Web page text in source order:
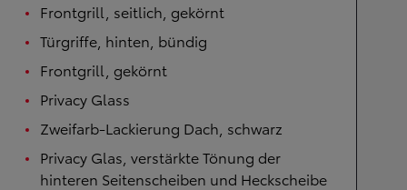
Frontgrill, seitlich, gekörnt
Türgriffe, hinten, bündig
Frontgrill, gekörnt
Privacy Glass
Zweifarb-Lackierung Dach, schwarz
Privacy Glas, verstärkte Tönung der
hinteren Seitenscheiben und Heckscheibe